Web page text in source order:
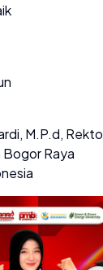
M.P.d,
Bogor Raya